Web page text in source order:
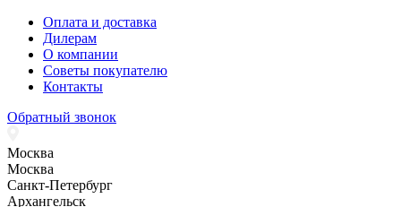
Оплата и доставка
Дилерам
О компании
Советы покупателю
Контакты
Обратный звонок
Москва
Москва
Санкт-Петербург
Архангельск